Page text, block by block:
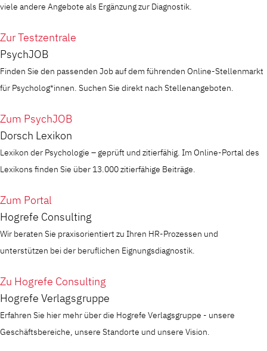
viele andere Angebote als Ergänzung zur Diagnostik.
Zur Testzentrale
PsychJOB
Finden Sie den passenden Job auf dem führenden Online-Stellenmarkt
für Psycholog*innen. Suchen Sie direkt nach Stellenangeboten.
Zum PsychJOB
Dorsch Lexikon
Lexikon der Psychologie – geprüft und zitierfähig. Im Online-Portal des
Lexikons finden Sie über 13.000 zitierfähige Beiträge.
Zum Portal
Hogrefe Consulting
Wir beraten Sie praxisorientiert zu Ihren HR-Prozessen und
unterstützen bei der beruflichen Eignungsdiagnostik.
Zu Hogrefe Consulting
Hogrefe Verlagsgruppe
Erfahren Sie hier mehr über die Hogrefe Verlagsgruppe - unsere
Geschäftsbereiche, unsere Standorte und unsere Vision.